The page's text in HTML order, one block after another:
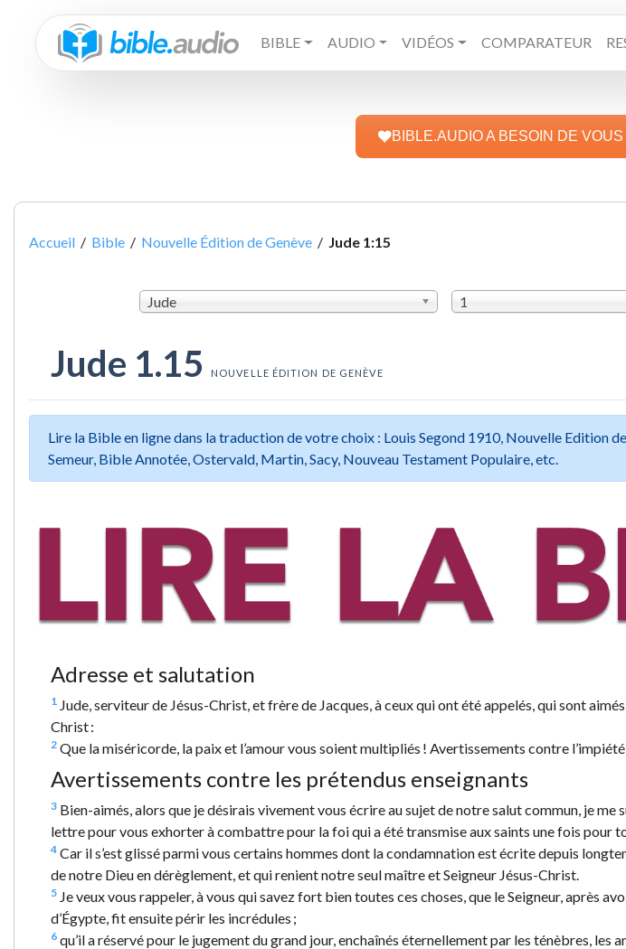
BIBLE AUDIO VIDÉOS COMPARATEUR
BIBLE.AUDIO A BESOIN DE
Accueil / Bible / Nouvelle Édition de Genève / Jude 1:15
Jude 1
Jude 1.15 NOUVELLE ÉDITION DE GENÈVE
Lire la Bible en ligne dans la traduction de votre choix : Louis Segond 1910, Nouvelle Edition
Semeur, Bible Annotée, Ostervald, Martin, Sacy, Nouveau Testament Populaire, etc.
Adresse et salutation
1 Jude, serviteur de Jésus-Christ, et frère de Jacques, à ceux qui ont été appelés, qui sont
Christ :
2 Que la miséricorde, la paix et l’amour vous soient multipliés ! Avertissements contre
Avertissements contre les prétendus enseignants
3 Bien-aimés, alors que je désirais vivement vous écrire au sujet de notre salut commun, je
lettre pour vous exhorter à combattre pour la foi qui a été transmise aux saints une fois pour
4 Car il s’est glissé parmi vous certains hommes dont la condamnation est écrite depuis
de notre Dieu en dérèglement, et qui renient notre seul maître et Seigneur Jésus-Christ.
5 Je veux vous rappeler, à vous qui savez fort bien toutes ces choses, que le Seigneur, après
d’Égypte, fit ensuite périr les incrédules ;
6 qu’il a réservé pour le jugement du grand jour, enchaînés éternellement par les ténèbres, les